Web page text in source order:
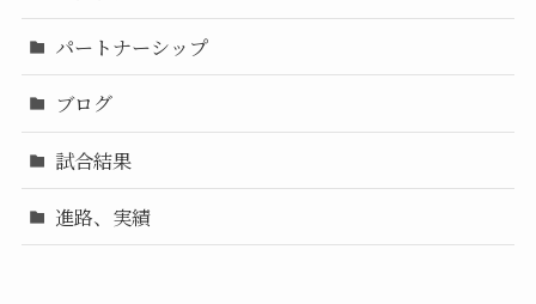
パートナーシップ
ブログ
試合結果
進路、実績